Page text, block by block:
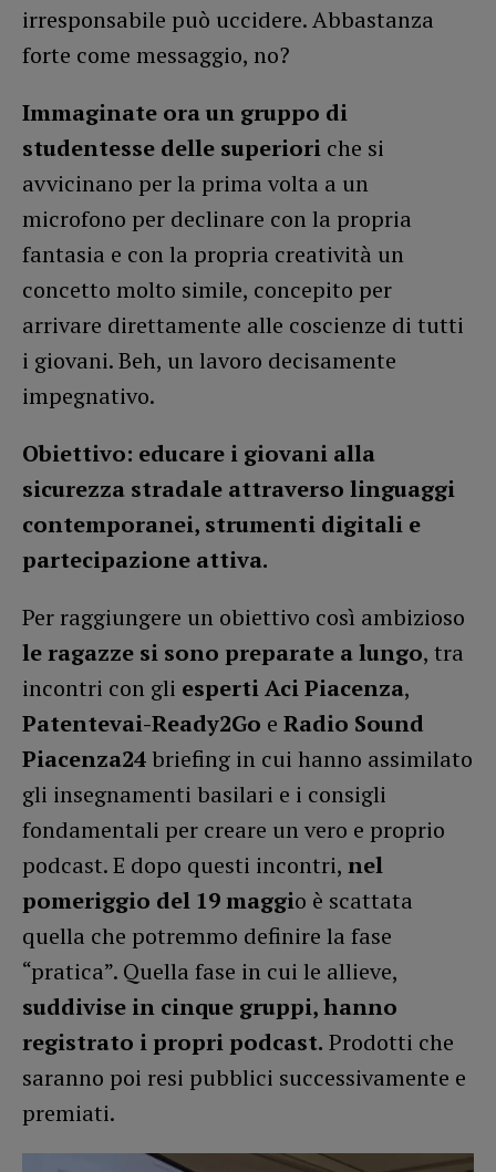
irresponsabile può uccidere. Abbastanza
forte come messaggio, no?
Immaginate ora un gruppo di
studentesse delle superiori che si
avvicinano per la prima volta a un
microfono per declinare con la propria
fantasia e con la propria creatività un
concetto molto simile, concepito per
arrivare direttamente alle coscienze di tutti
i giovani. Beh, un lavoro decisamente
impegnativo.
Obiettivo: educare i giovani alla
sicurezza stradale attraverso linguaggi
contemporanei, strumenti digitali e
partecipazione attiva.
Per raggiungere un obiettivo così ambizioso
le ragazze si sono preparate a lungo, tra
incontri con gli esperti AciPiacenza,
Patentevai-Ready2Go e Radio Sound
Piacenza24briefing in cui hanno assimilato
gli insegnamenti basilari e i consigli
fondamentali per creare un vero e proprio
podcast. E dopo questi incontri, nel
pomeriggio del 19 maggio è scattata
quella che potremmo definire la fase
“pratica”. Quella fase in cui le allieve,
suddivise in cinque gruppi, hanno
registrato i propri podcast. Prodotti che
saranno poi resi pubblici successivamente e
premiati.